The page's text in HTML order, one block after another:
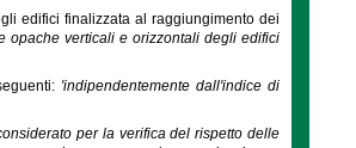
edifici finalizzata al raggiungimento dei
opache verticali e orizzontali degli edifici
'indipendentemente dall'indice di
per la verifica del rispetto delle